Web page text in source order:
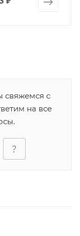
свяжемся с
на все